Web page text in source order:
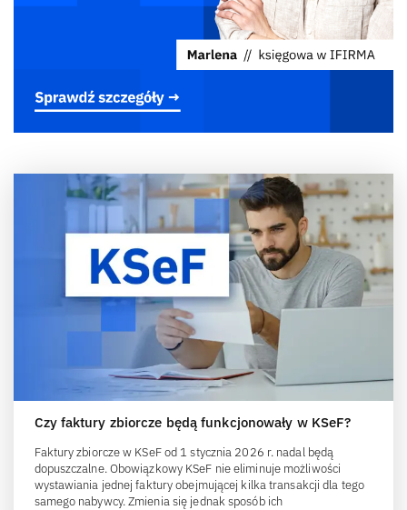
Czy faktury zbiorcze będą funkcjonowały w KSeF?
Faktury zbiorcze w KSeF od 1 stycznia 2026 r. nadal będą
dopuszczalne. Obowiązkowy KSeF nie eliminuje możliwości
wystawiania jednej faktury obejmującej kilka transakcji dla tego
samego nabywcy. Zmienia się jednak sposób ich